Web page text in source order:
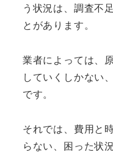
う状況は、調査不
とがあります。
業者によっては、
していくしかない
です。
それでは、費用と
らない、困った状